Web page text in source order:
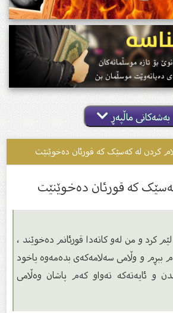
بەشەکانی ماڵپەڕ
لە کەسێک کە قورئان دەخوێنێت
کە قورئان دەخوێنێت
و من لەو كاتەدا قورئانم دەخوێند ،
ببڕم و وڵامی سەلامەكەی بدەمەوە یاخود
و ئایەتەكە تەواو كەم پاشان وەڵامی